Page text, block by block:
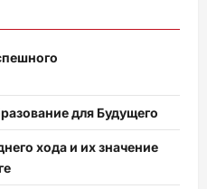
для Будущего
хода и их значение